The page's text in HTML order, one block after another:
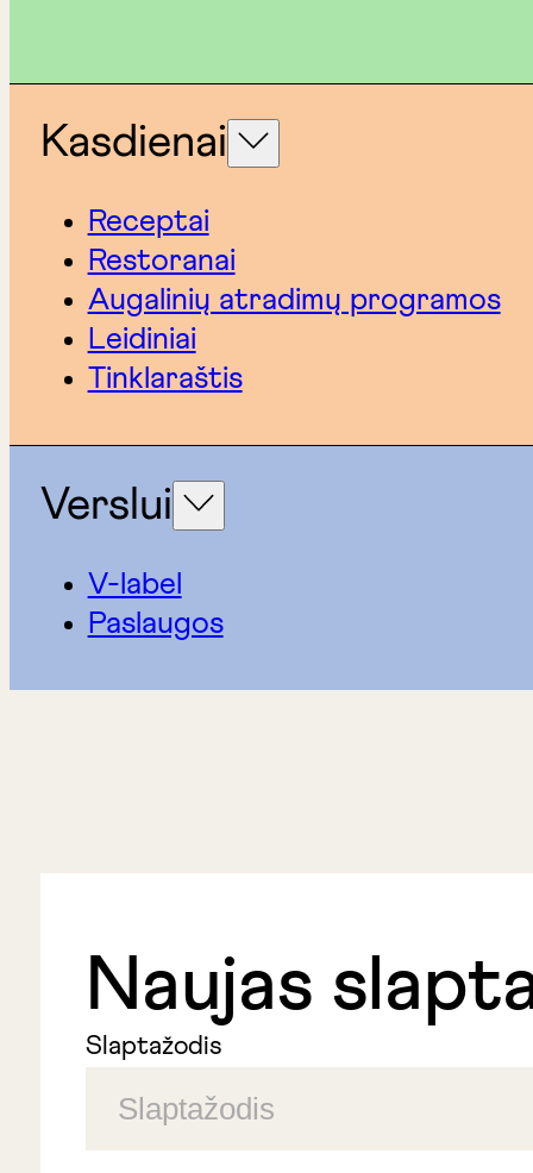
Kasdienai
Receptai
Restoranai
Augalinių atradimų programos
Leidiniai
Tinklaraštis
Verslui
V-label
Paslaugos
Naujas
Slaptažodis